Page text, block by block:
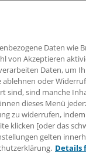
den
das Tag für Tag,
Daten wie
von Akzeptieren
Daten, um
ablehnen oder
sind, sind manche
dieses Menü
zu widerrufen, indem
klicken [oder das
gelten
Details